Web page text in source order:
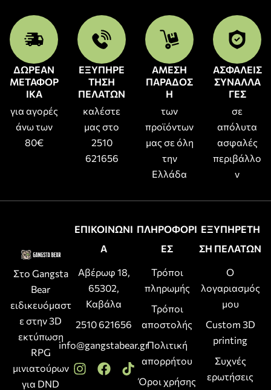
ΔΩΡΕΑΝ
ΜΕΤΑΦΟΡ
ΙΚΑ
για αγορές
άνω των
80€
ΕΞΥΠΗΡΕ
ΤΗΣΗ
ΠΕΛΑΤΩΝ
καλέστε
μας στο
2510
621656
ΑΜΕΣΗ
ΠΑΡΑΔΟΣ
Η
των
προϊόντων
μας σε όλη
την
Ελλάδα
ΑΣΦΑΛΕΙΣ
ΣΥΝΑΛΛΑ
ΓΕΣ
σε
απόλυτα
ασφαλές
περιβάλλο
ν
Στο Gangsta
Bear
ειδικευόμαστ
ε στην 3D
εκτύπωση
RPG
μινιατούρων
για DND
ΕΠΙΚΟΙΝΩΝΙ
Α
Αβέρωφ 18,
65302,
Καβάλα
2510 621656
info@gangstabear.gr
ΠΛΗΡΟΦΟΡΙ
ΕΣ
Τρόποι
πληρωμής
Τρόποι
αποστολής
Πολιτική
απορρήτου
Όροι χρήσης
ΕΞΥΠΗΡΕΤΗ
ΣΗ ΠΕΛΑΤΩΝ
Ο
λογαριασμός
μου
Custom 3D
printing
Συχνές
ερωτήσεις